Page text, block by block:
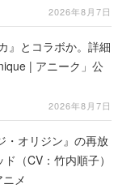
2026年8月7日
』とコラボか。詳細
| アニーク」公
2026年8月7日
・オリジン』の再放
（CV：竹内順子）
メ